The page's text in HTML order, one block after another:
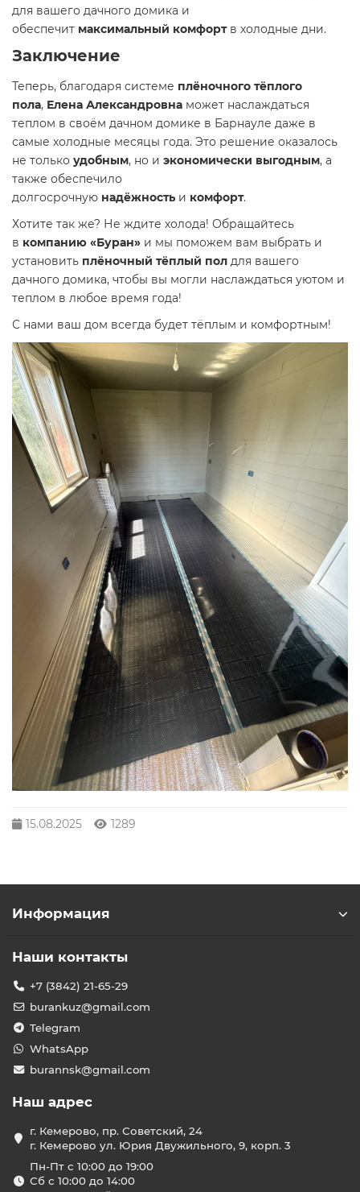
для вашего дачного домика и
обеспечит максимальный комфортв холодные дни.
Заключение
Теперь, благодаря системе плёночного тёплого
пола, Елена Александровна может наслаждаться
теплом в своём дачном домике в Барнауле даже в
самые холодные месяцы года. Это решение оказалось
не только удобным, но и экономически выгодным, а
также обеспечило
долгосрочную надёжность и комфорт.
Хотите так же? Не ждите холода! Обращайтесь
в компанию «Буран» и мы поможем вам выбрать и
установить плёночный тёплый пол для вашего
дачного домика, чтобы вы могли наслаждаться уютом и
теплом в любое время года!
С нами ваш дом всегда будет тёплым и комфортным!
15.08.2025 1289
Информация
Наши контакты
+7 (3842) 21-65-29
burankuz@gmail.com
Telegram
WhatsApp
burannsk@gmail.com
Наш адрес
г. Кемерово, пр. Советский, 24
г. Кемерово ул. Юрия Двужильного, 9, корп. 3
Пн-Пт с 10:00 до 19:00
Сб с 10:00 до 14:00